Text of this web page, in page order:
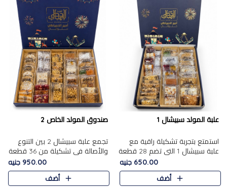
علبة المولد سبيشال 1
استمتع بتجربة تشكيلة راقية مع
علبة سبيشال 1 التي تضم 28 قطعة
من تشكيلة مختارة بعناية من أفخر
حلويات المولد المصرية الأصلية
الشرقية. تحتوي ال..
650.00 جنيه
أضف
صندوق المولد الخاص 2
تجمع علبة سبيشال 2 بين التنوع
والأصالة في تشكيلة من 36 قطعة
تضم أشهر حلويات المولد الشرقية.
تحتوي العلبة على الجزرية بالفول،
والجزرية بالبن..
950.00 جنيه
أضف